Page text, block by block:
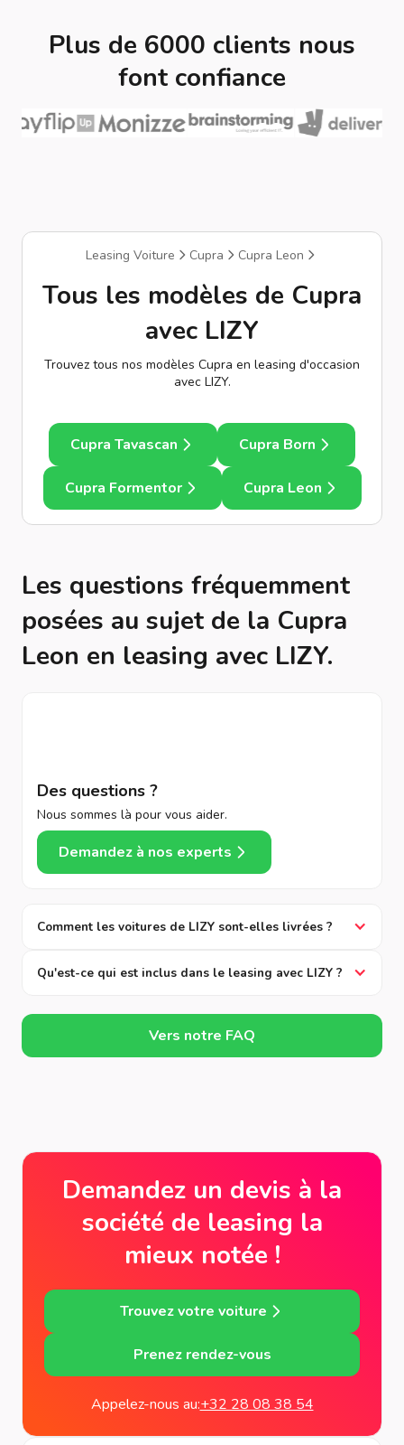
Plus de 6000 clients nous
font confiance
Leasing Voiture Cupra Cupra Leon
Tous les modèles de Cupra
avec LIZY
Trouvez tous nos modèles Cupra en leasing d'occasion
avec LIZY.
Cupra Tavascan Cupra Born
Cupra Formentor Cupra Leon
Les questions fréquemment
posées au sujet de la Cupra
Leon en leasing avec LIZY.
Des questions ?
Nous sommes là pour vous aider.
Demandez à nos experts
Comment les voitures de LIZY sont-elles livrées ?
Qu'est-ce qui est inclus dans le leasing avec LIZY ?
Vers notre FAQ
Demandez un devis à la
société de leasing la
mieux notée !
Trouvez votre voiture
Prenez rendez-vous
Appelez-nous au:+32 28 08 38 54